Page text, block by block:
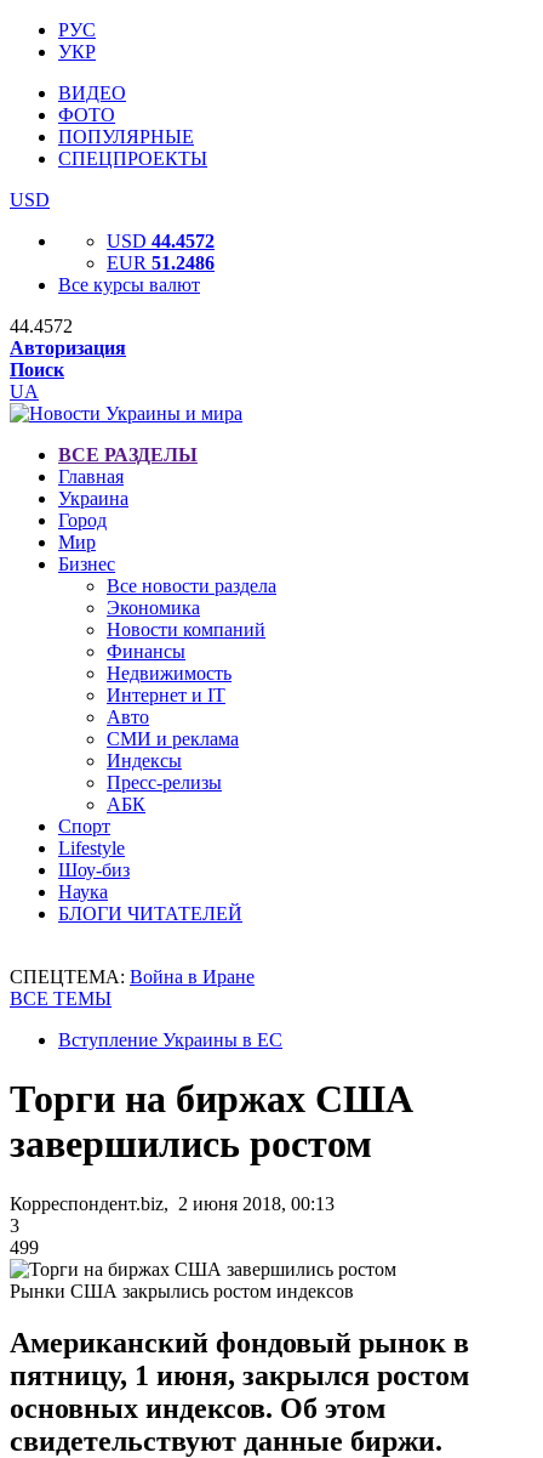
РУС
УКР
ВИДЕО
ФОТО
ПОПУЛЯРНЫЕ
СПЕЦПРОЕКТЫ
USD
USD 44.4572
EUR 51.2486
Все курсы валют
44.4572
Авторизация
Поиск
UA
ВСЕ РАЗДЕЛЫ
Главная
Украина
Город
Мир
Бизнес
Все новости раздела
Экономика
Новости компаний
Финансы
Недвижимость
Интернет и IT
Авто
СМИ и реклама
Индексы
Пресс-релизы
АБК
Спорт
Lifestyle
Шоу-биз
Наука
БЛОГИ ЧИТАТЕЛЕЙ
СПЕЦТЕМА: Война в Иране
ВСЕ ТЕМЫ
Вступление Украины в ЕС
Торги на биржах США
завершились ростом
Корреспондент.biz, 2 июня 2018, 00:13
3
499
Рынки США закрылись ростом индексов
Американский фондовый рынок в
пятницу, 1 июня, закрылся ростом
основных индексов. Об этом
свидетельствуют данные биржи.